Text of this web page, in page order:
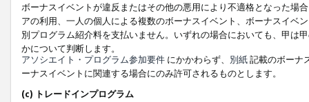
ボーナスイベントが違反またはその他の悪用により不適格となった場
アの利用、一人の個人による複数のボーナスイベント、ボーナスイベ
別プログラム紹介料を支払いません。いずれの場合においても、甲は
かについて判断します。
アソシエイト・プログラム参加要件 にかかわらず、 別紙記載のボーナ
ーナスイベントに関連する場合にのみ許可されるものとします。
(c) トレードインプログラム